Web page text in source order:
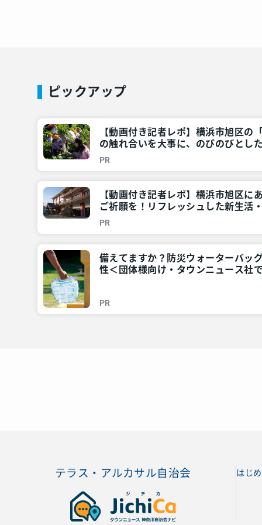
ピックアップ
【動画付き記者レポ】横浜市旭区の
の触れ合いを大事に、のびのびとし
集中＞ – 神奈川・東京多摩のご近所
PR
【動画付き記者レポ】横浜市旭区に
ご祈願を！リフレッシュした新生活
奈川・東京多摩のご近所情報 – レア
PR
備えてますか？防災ウォーターバッ
性＜団体様向け・タウンニュース社
PR
テラス・アルカサル自治会 はじ